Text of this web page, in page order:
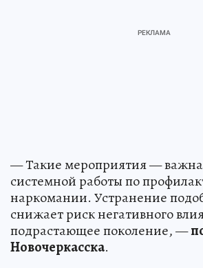
— Такие мероприятия —
системной работы по
наркомании. Устранение
снижает риск негативного
подрастающее поколение, —
Новочеркасска.